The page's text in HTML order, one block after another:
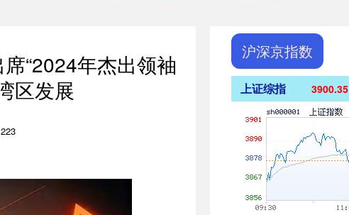
“2024年杰出领袖
区发展
沪深京指数
上证综指 3900.35